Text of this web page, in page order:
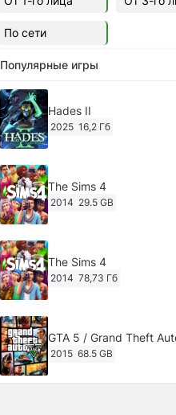
По сети
Популярные игры
Hades II
2025 16,2 Гб
The Sims 4
2014 29.5 GB
The Sims 4
2014 78,73 Гб
GTA 5 / Grand Theft
2015 68.5 GB